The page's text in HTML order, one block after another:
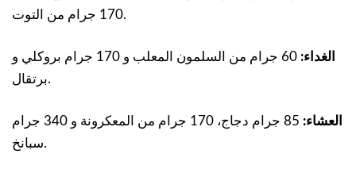
170 جرام من التوت.
الغداء:
60 جرام من السلمون المعلب و 170 جرام بروكلي و
برتقال.
العشاء:
85 جرام دجاج، 170 جرام من المعكرونة و 340 جرام
سبانخ.